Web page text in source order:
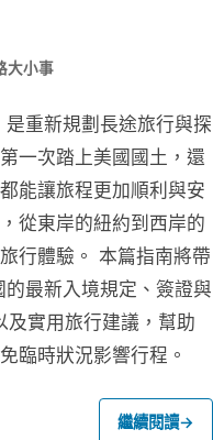
大小事
重新規劃長途旅行與探
一次踏上美國國土，還
能讓旅程更加順利與安
從東岸的紐約到西岸的
行體驗。 本篇指南將帶
最新入境規定、簽證與
及實用旅行建議，幫助
臨時狀況影響行程。
繼續閱讀→